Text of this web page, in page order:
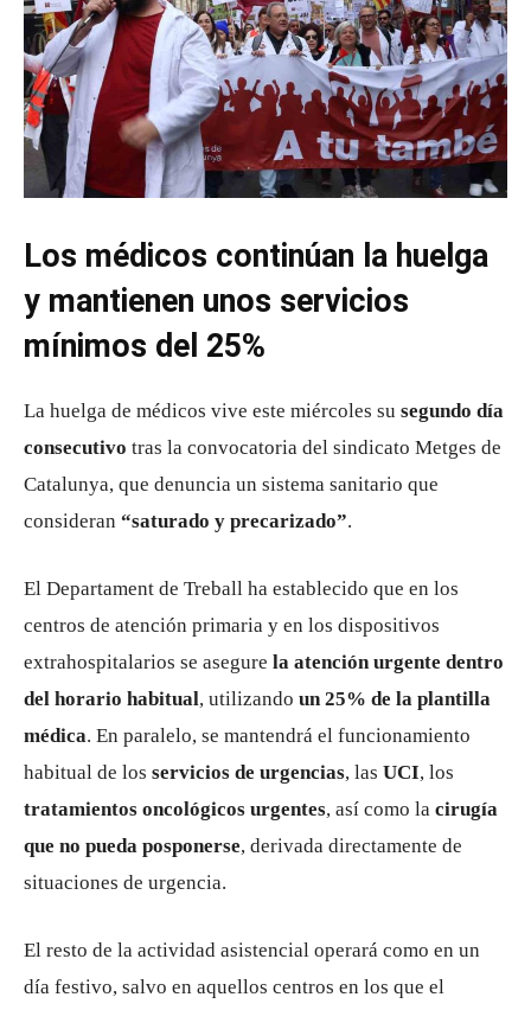
Los médicos continúan la huelga
y mantienen unos servicios
mínimos del 25%
La huelga de médicos vive este miércoles su segundo día
consecutivo tras la convocatoria del sindicato Metges de
Catalunya, que denuncia un sistema sanitario que
consideran “saturado y precarizado”.
El Departament de Treball ha establecido que en los
centros de atención primaria y en los dispositivos
extrahospitalarios se asegure la atención urgente dentro
del horario habitual, utilizando un 25% de la plantilla
médica. En paralelo, se mantendrá el funcionamiento
habitual de los servicios de urgencias, las UCI, los
tratamientos oncológicos urgentes, así como la cirugía
que no pueda posponerse, derivada directamente de
situaciones de urgencia.
El resto de la actividad asistencial operará como en un
día festivo, salvo en aquellos centros en los que el